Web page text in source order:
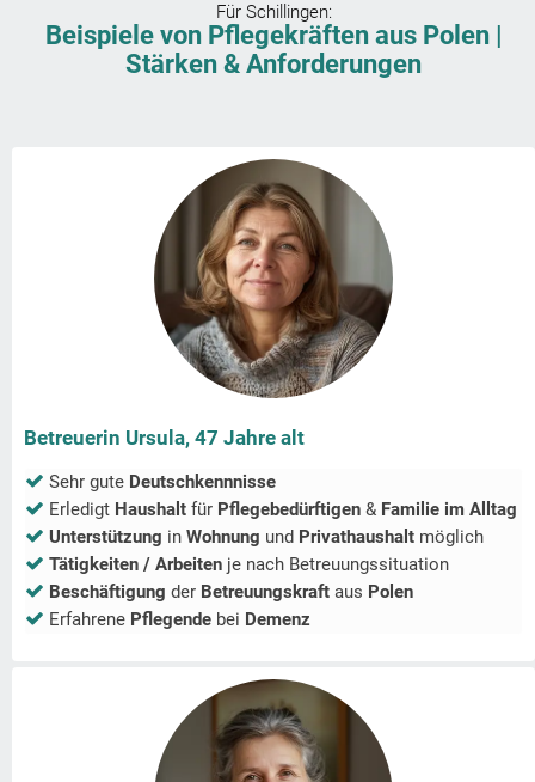
Für Schillingen:
Beispiele von Pflegekräften aus Polen |
Stärken & Anforderungen
Betreuerin Ursula, 47 Jahre alt
Sehr gute Deutschkennnisse
Erledigt Haushalt für Pflegebedürftigen & Familie im Alltag
Unterstützung in Wohnung und Privathaushalt möglich
Tätigkeiten / Arbeiten je nach Betreuungssituation
Beschäftigung der Betreuungskraft aus Polen
Erfahrene Pflegende bei Demenz